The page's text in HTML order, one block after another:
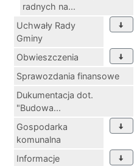
radnych na...
Uchwały Rady
Gminy
Obwieszczenia
Sprawozdania finansowe
Dukumentacja dot.
"Budowa...
Gospodarka
komunalna
Informacje